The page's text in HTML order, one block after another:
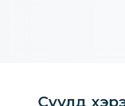
Сүүлд